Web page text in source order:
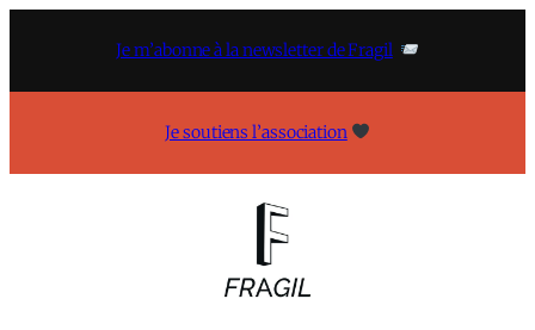
Je m’abonne à la newsletter de Fragil
Je soutiens l’association